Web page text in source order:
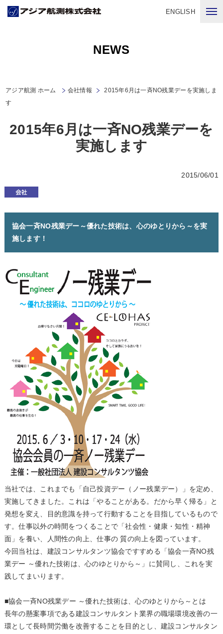
ENGLISH
NEWS
アジア航測 ホーム 会社情報
2015年6月は一斉NO残業デーを実施しま
す
2015年6月は一斉NO残業デーを
実施します
2015/06/01
協会一斉NO残業デー～優れた技術は、心のゆとりから～を実
施します！
当社では、これまでも「自己投資デー（ノー残業デー）」を定め、
実施してきました。これは「やることがある。だから早く帰る」と
発想を変え、目的意識を持って行動することを目指しているもので
す。仕事以外の時間をつくることで「社会性・健康・知性・精神
面」を養い、人間性の向上、仕事の 質の向上を図っています。
今回当社は、建設コンサルタンツ協会ですすめる「協会一斉NO残
業デー ～優れた技術は、心のゆとりから～」に賛同し、これを実
践してまいります。
■協会一斉NO残業デー ～優れた技術は、心のゆとりから～とは
長年の懸案事項である建設コンサルタント業界の職場環境改善の一
環として長時間労働を改善することを目的とし、建設コンサルタン